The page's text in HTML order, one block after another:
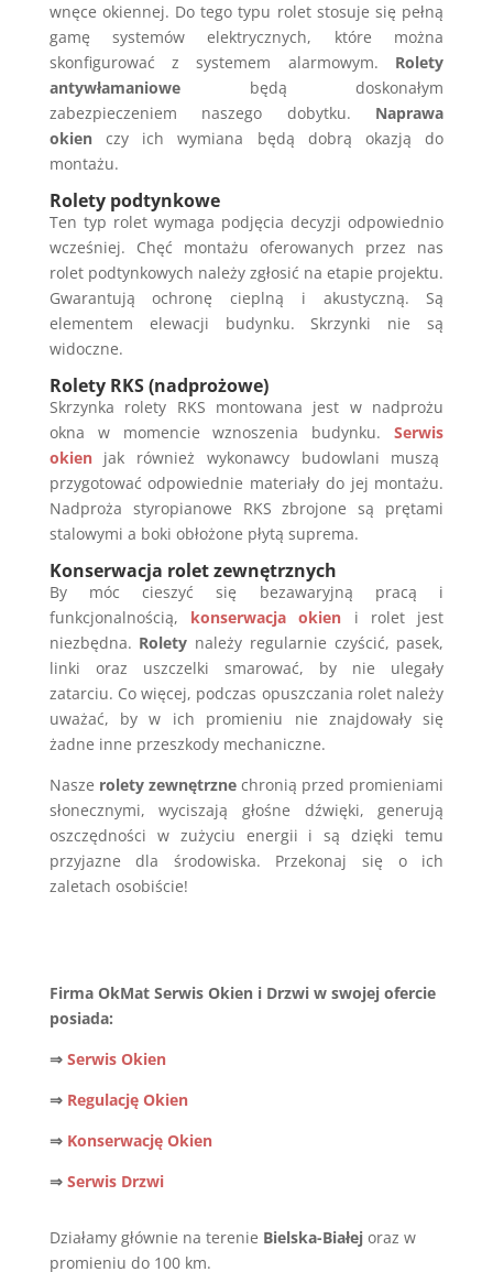
wnęce okiennej. Do tego typu rolet stosuje się pełną
gamę systemów elektrycznych, które można
skonfigurować z systemem alarmowym.
Rolety
antywłamaniowe
będą doskonałym
zabezpieczeniem naszego dobytku.
Naprawa
okien
czy ich wymiana będą dobrą okazją do
montażu.
Rolety podtynkowe
Ten typ rolet wymaga podjęcia decyzji odpowiednio
wcześniej. Chęć montażu oferowanych przez nas
rolet podtynkowych należy zgłosić na etapie projektu.
Gwarantują ochronę cieplną i akustyczną. Są
elementem elewacji budynku. Skrzynki nie są
widoczne.
Rolety RKS (nadprożowe)
Skrzynka rolety RKS montowana jest w nadprożu
okna w momencie wznoszenia budynku.
Serwis
okien jak również wykonawcy budowlani muszą
przygotować odpowiednie materiały do jej montażu.
Nadproża styropianowe RKS zbrojone są prętami
stalowymi a boki obłożone płytą suprema.
Konserwacja rolet zewnętrznych
By móc cieszyć się bezawaryjną pracą i
funkcjonalnością,
konserwacja okien
i rolet jest
niezbędna. Rolety należy regularnie czyścić, pasek,
linki oraz uszczelki smarować, by nie ulegały
zatarciu. Co więcej, podczas opuszczania rolet należy
uważać, by w ich promieniu nie znajdowały się
żadne inne przeszkody mechaniczne.
Nasze rolety zewnętrzne chronią przed promieniami
słonecznymi, wyciszają głośne dźwięki, generują
oszczędności w zużyciu energii i są dzięki temu
przyjazne dla środowiska. Przekonaj się o ich
zaletach osobiście!
Firma OkMat Serwis Okien i Drzwi w swojej ofercie
posiada:
⇒ Serwis Okien
⇒Regulację Okien
⇒ Konserwację Okien
⇒Serwis Drzwi
Działamy głównie na terenie Bielska-Białejoraz w
promieniu do 100 km.